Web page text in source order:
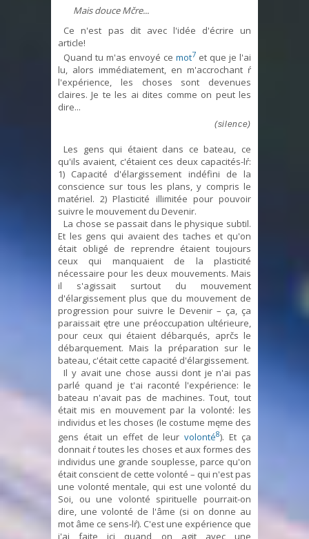
Mais douce Mčre...
Ce n'est pas dit avec l'idée d'écrire un
article!
Quand tu m'as envoyé cemot7 et que je l'ai
lu, alors immédiatement, en m'accrochant ŕ
l'expérience, les choses sont devenues
claires. Je te les ai dites comme on peut les
dire...
(silence)
Les gens qui étaient dans ce bateau, ce
qu'ils avaient, c'étaient ces deux capacités-lŕ:
1) Capacité d'élargissement indéfini de la
conscience sur tous les plans, y compris le
matériel. 2) Plasticité illimitée pour pouvoir
suivre le mouvement du Devenir.
La chose se passait dans le physique subtil.
Et les gens qui avaient des taches et qu'on
était obligé de reprendre étaient toujours
ceux qui manquaient de la plasticité
nécessaire pour les deux mouvements. Mais
il s'agissait surtout du mouvement
d'élargissement plus que du mouvement de
progression pour suivre le Devenir – ça, ça
paraissait ętre une préoccupation ultérieure,
pour ceux qui étaient débarqués, aprčs le
débarquement. Mais la préparation sur le
bateau, c'était cette capacité d'élargissement.
Il y avait une chose aussi dont je n'ai pas
parlé quand je t'ai raconté l'expérience: le
bateau n'avait pas de machines. Tout, tout
était mis en mouvement par la volonté: les
individus et les choses (le costume męme des
gens était un effet de leurvolonté8). Et ça
donnait ŕ toutes les choses et aux formes des
individus une grande souplesse, parce qu'on
était conscient de cette volonté – qui n'est pas
une volonté mentale, qui est une volonté du
Soi, ou une volonté spirituelle pourrait-on
dire, une volonté de l'âme (si on donne au
mot âme ce sens-lŕ). C'est une expérience que
j'ai faite ici quand on agit avec une